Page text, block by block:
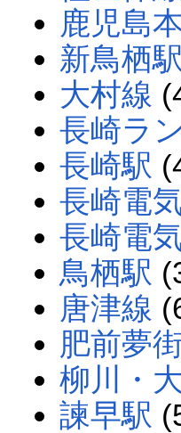
鹿児島
新鳥栖駅
大村線
長崎ラ
長崎駅
長崎電
長崎電
鳥栖駅
唐津線
肥前夢
柳川・
諫早駅